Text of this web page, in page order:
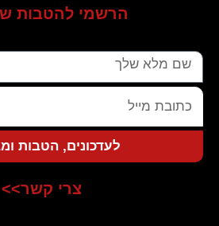
הרשמי להטבות
שם
כתובת
מייל
לעדכונים, הטבות
צרי קשר>>